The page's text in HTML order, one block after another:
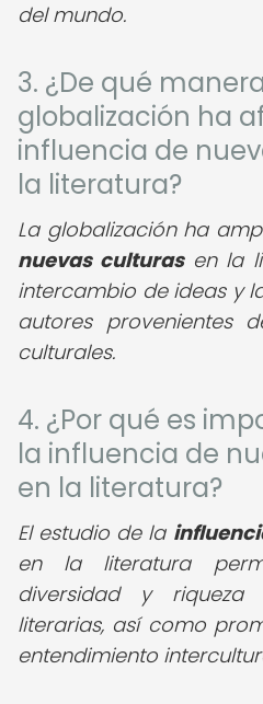
del mundo.
3. ¿De qué
globalización ha
influencia de
la literatura?
La globalización ha
nuevas culturasen la
intercambio de ideas y
autores provenientes
culturales.
4. ¿Por qué es
la influencia de
en la literatura?
El estudio de la
en la literatura
diversidad y riqueza
literarias, así como
entendimiento